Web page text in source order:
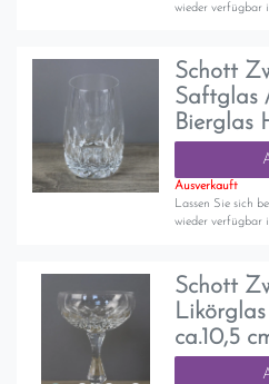
wieder verfügbar
Schott
Saftglas
Bierglas
Ausverkauft
Lassen Sie sich
wieder verfügbar
Schott
ca.10,5